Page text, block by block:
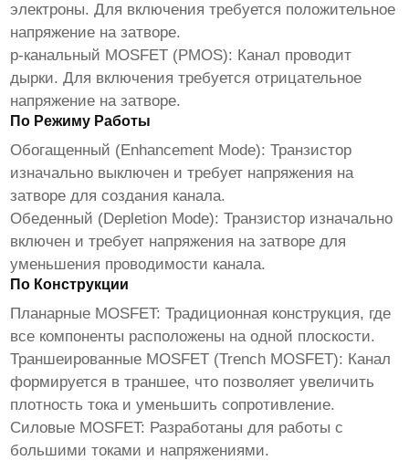
электроны. Для включения требуется положительное
напряжение на затворе.
p-канальный MOSFET (PMOS): Канал проводит
дырки. Для включения требуется отрицательное
напряжение на затворе.
По Режиму Работы
Обогащенный (Enhancement Mode): Транзистор
изначально выключен и требует напряжения на
затворе для создания канала.
Обеденный (Depletion Mode): Транзистор изначально
включен и требует напряжения на затворе для
уменьшения проводимости канала.
По Конструкции
Планарные MOSFET: Традиционная конструкция, где
все компоненты расположены на одной плоскости.
Траншеированные MOSFET (Trench MOSFET): Канал
формируется в траншее, что позволяет увеличить
плотность тока и уменьшить сопротивление.
Силовые MOSFET: Разработаны для работы с
большими токами и напряжениями.